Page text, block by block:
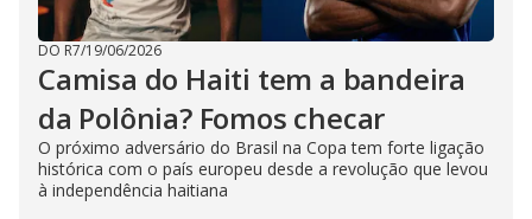
DO R7/19/06/2026
Camisa do Haiti tem a bandeira
da Polônia? Fomos checar
O próximo adversário do Brasil na Copa tem forte ligação
histórica com o país europeu desde a revolução que levou
à independência haitiana